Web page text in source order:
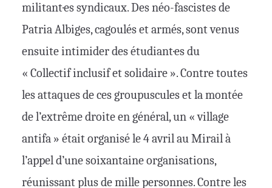
militant·es syndicaux. Des néo-fascistes de
Patria Albiges, cagoulés et armés, sont venus
ensuite intimider des étudiant·es du
« Collectif inclusif et solidaire ». Contre toutes
les attaques de ces groupuscules et la montée
de l’extrême droite en général, un « village
antifa » était organisé le 4 avril au Mirail à
l’appel d’une soixantaine organisations,
réunissant plus de mille personnes. Contre les